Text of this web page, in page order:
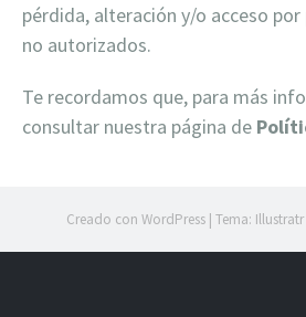
pérdida, alteración y/o acceso
no autorizados.
Te recordamos que, para más
consultar nuestra página de
Creado con WordPress | Tema: